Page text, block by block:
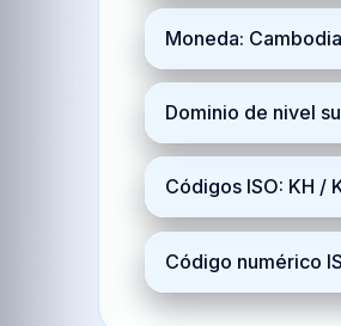
Moneda:
Dominio de nivel
Códigos ISO: KH /
Código numérico